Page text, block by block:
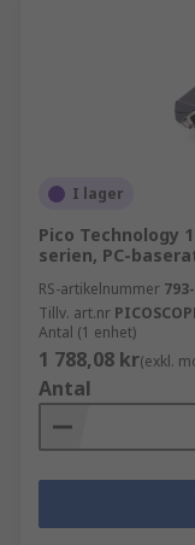
I lager
Pico Technology
serien, PC-
RS-artikelnummer
Tillv. art.nr
Antal (1 enhet)
1 788,08 kr(exkl.
Antal